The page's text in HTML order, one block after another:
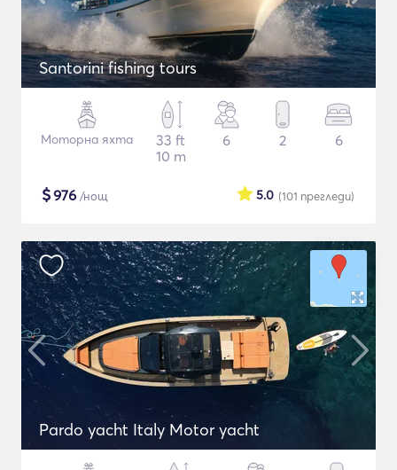
Santorini fishing tours
Моторна яхта
33 ft
10 m
6 2 6
$976 /нощ (101 прегледи)
5.0
Pardo yacht Italy Motor yacht